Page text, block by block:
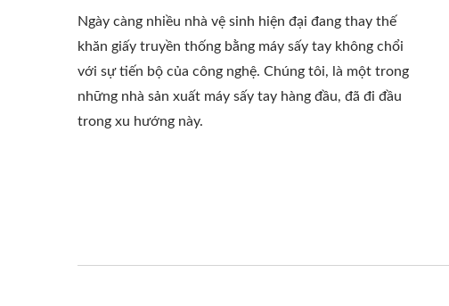
Ngày càng nhiều nhà vệ sinh hiện đại đang thay thế
khăn giấy truyền thống bằng máy sấy tay không chổi
với sự tiến bộ của công nghệ. Chúng tôi, là một trong
những nhà sản xuất máy sấy tay hàng đầu, đã đi đầu
trong xu hướng này.